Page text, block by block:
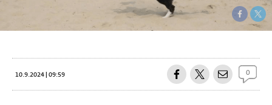
10.9.2024 | 09:59 0